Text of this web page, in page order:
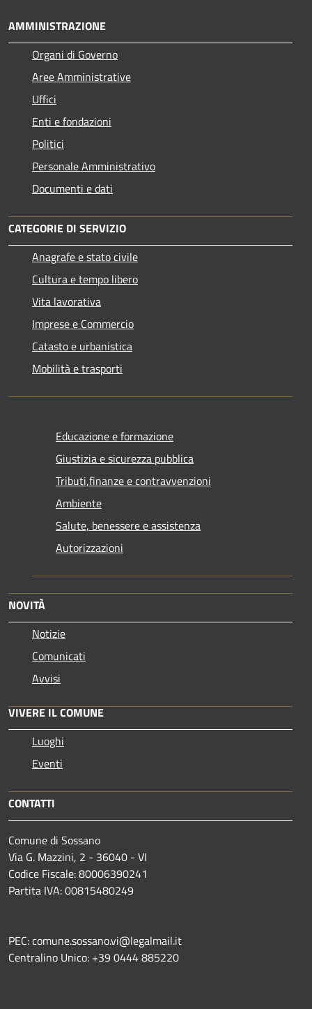
AMMINISTRAZIONE
Organi di Governo
Aree Amministrative
Uffici
Enti e fondazioni
Politici
Personale Amministrativo
Documenti e dati
CATEGORIE DI SERVIZIO
Anagrafe e stato civile
Cultura e tempo libero
Vita lavorativa
Imprese e Commercio
Catasto e urbanistica
Mobilità e trasporti
Educazione e formazione
Giustizia e sicurezza pubblica
Tributi,finanze e contravvenzioni
Ambiente
Salute, benessere e assistenza
Autorizzazioni
NOVITÀ
Notizie
Comunicati
Avvisi
VIVERE IL COMUNE
Luoghi
Eventi
CONTATTI
Comune di Sossano
Via G. Mazzini, 2 - 36040 - VI
Codice Fiscale: 80006390241
Partita IVA: 00815480249
PEC: comune.sossano.vi@legalmail.it
Centralino Unico: +39 0444 885220